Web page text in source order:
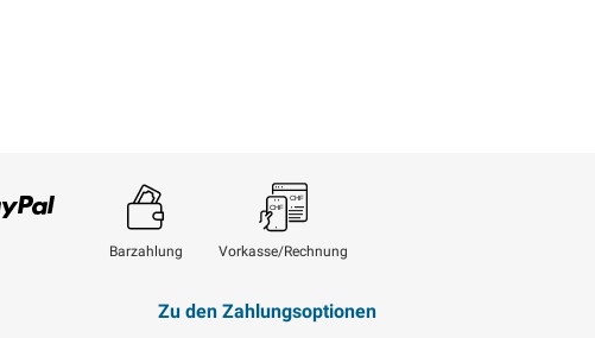
Barzahlung Vorkasse/Rechnung
Zu den Zahlungsoptionen